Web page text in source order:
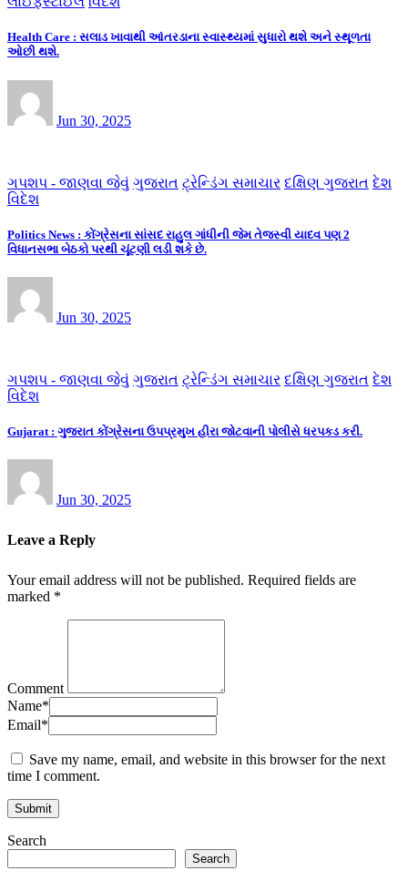
Health Care : સલાડ ખાવાથી આંતરડાના સ્વાસ્થ્યમાં સુધારો થશે અને સ્થૂળતા
ઓછી થશે.
Jun 30, 2025
ગપશપ - જાણવા જેવું ગુજરાત ટ્રેન્ડિંગ સમાચાર દક્ષિણ ગુજરાત દેશ
વિદેશ
Politics News : કોંગ્રેસના સાંસદ રાહુલ ગાંધીની જેમ તેજસ્વી યાદવ પણ 2
વિધાનસભા બેઠકો પરથી ચૂંટણી લડી શકે છે.
Jun 30, 2025
ગપશપ - જાણવા જેવું ગુજરાત ટ્રેન્ડિંગ સમાચાર દક્ષિણ ગુજરાત દેશ
વિદેશ
Gujarat : ગુજરાત કોંગ્રેસના ઉપપ્રમુખ હીરા જોટવાની પોલીસે ધરપકડ કરી.
Jun 30, 2025
Leave a Reply
Your email address will not be published. Required fields are
marked *
Comment
Name*
Email*
Save my name, email, and website in this browser for the next
time I comment.
Search
Search